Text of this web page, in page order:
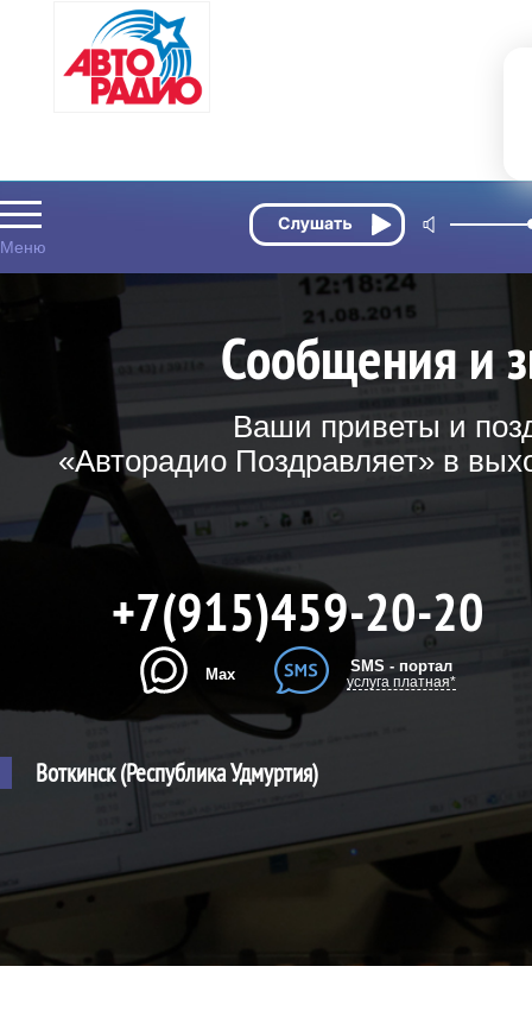
Сообщения и
Ваши приветы и
«Авторадио Поздравляет» в
+7(915)459-20-20
Max SMS - портал
услуга платная*
Воткинск (Республика Удмуртия)